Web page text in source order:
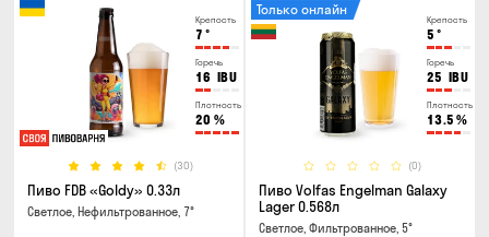
Крепость
7 °
Горечь
16 IBU
Плотность
20 %
(30)
Пиво FDB «Goldy» 0.33л
Светлое, Нефильтрованное, 7°
Крепость
5 °
Горечь
25 IBU
Плотность
13.5 %
(0)
Только онлайн
Пиво Volfas Engelman Galaxy
Lager 0.568л
Светлое, Фильтрованное, 5°